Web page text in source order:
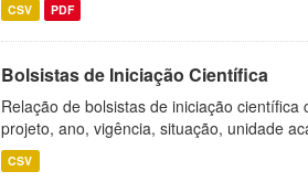
CSV PDF
Bolsistas de Iniciação Científica
Relação de bolsistas de iniciação
projeto, ano, vigência, situação, unidade
CSV